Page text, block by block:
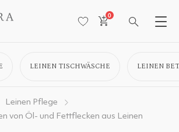
0
LEINEN TISCHWÄSCHE LEINEN
Leinen Pflege
von Öl- und Fettflecken aus Leinen